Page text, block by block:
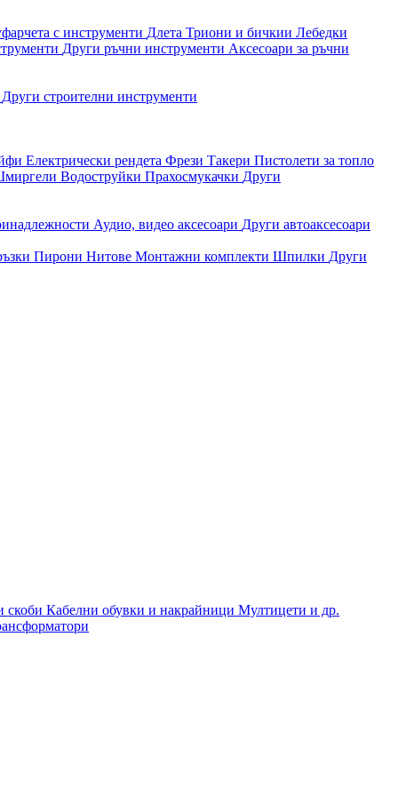
с инструменти Длета Триони и бичкии Лебедки
Други ръчни инструменти Аксесоари за ръчни
Други строителни инструменти
Електрически рендета Фрези Такери Пистолети за топло
Водоструйки Прахосмукачки Други
Аудио, видео аксесоари Други автоаксесоари
Пирони Нитове Монтажни комплекти Шпилки Други
скоби Кабелни обувки и накрайници Мултицети и др.